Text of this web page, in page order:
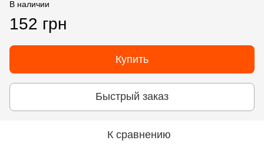
В наличии
152 грн
Купить
Быстрый заказ
К сравнению